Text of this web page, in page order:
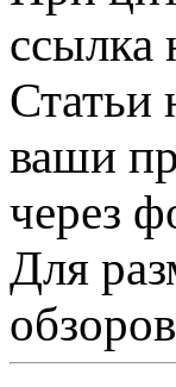
ссылка
Статьи
ваши
через
Для